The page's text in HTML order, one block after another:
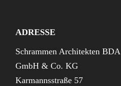
ADRESSE
Schrammen Architekten BDA
GmbH & Co. KG
Karmannsstraße 57